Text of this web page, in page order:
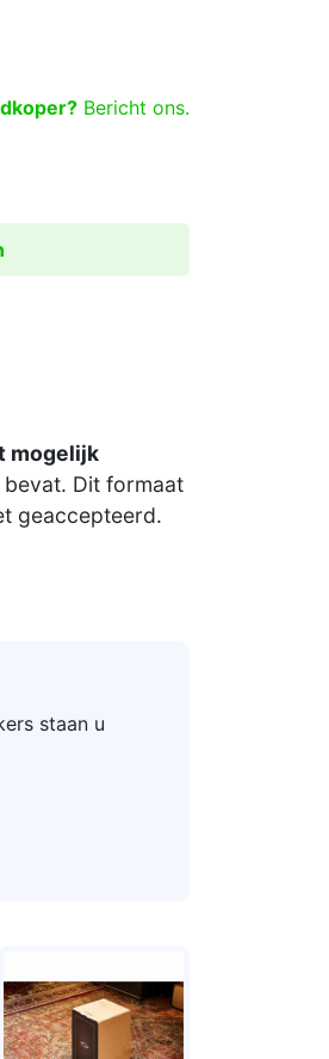
Bericht ons.
mogelijk
Dit formaat
geaccepteerd.
staan u